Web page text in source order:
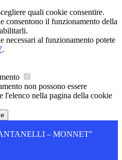
quali cookie consentire.
consentono il funzionamento della
necessari al funzionamento potete
.
non possono essere
l'elenco nella pagina della cookie
– MONNET"